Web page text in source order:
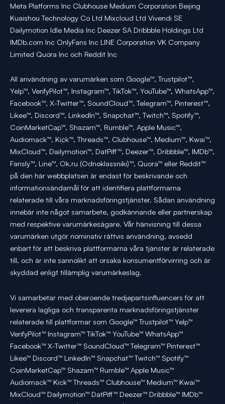
Meta Platforms Inc Clubhouse Medium Corporation Beijing
Kuaishou Technology Co Ltd Mixcloud Ltd Vivendi SE
Dailymotion Idle Media Inc Deezer SA Dribbble Holdings Ltd
IMDb.com Inc OnlyFans Inc LINE Corporation VK Company
Limited Quora Inc och Reddit Inc
All användning av varumärken som Google™, Trustpilot™,
Yelp™, VerifyPilot™, Instagram™, TikTok™, YouTube™, WhatsApp™,
Facebook™, X-Twitter™, SoundCloud™, Telegram™, Pinterest™,
Likee™, Discord™, LinkedIn™, Snapchat™, Twitch™, Spotify™,
CoinMarketCap™, Shazam™, Rumble™, Apple Music™,
Audiomack™, Kick™, Threads™, Clubhouse™, Medium™, Kwai™,
MixCloud™, Dailymotion™, DatPiff™, Deezer™, Dribbble™, IMDb™,
Fansly™, Line™, Ok.ru (Odnoklassniki)™, Quora™ eller Reddit™
på den här webbplatsen är endast för beskrivande och
informationsändamål för att identifiera plattformarna
relaterade till våra marknadsföringstjänster. Sådan användning
innebär inte något samarbete, godkännande eller partnerskap
med respektive varumärkesägare. Vår hänvisning till dessa
varumärken utgör nominativ rättvis användning, avsedd
enbart för att beskriva plattformarna våra tjänster är relaterade
till, och är inte sannolikt att orsaka konsumentförvirring och är
skyddad enligt tillämplig varumärkeslag.
Vi samarbetar med oberoende tredjepartsinfluencers för att
leverera lagliga och transparenta marknadsföringstjänster
relaterade till plattformar som Google™ Trustpilot™ Yelp™
VerifyPilot™ Instagram™ TikTok™ YouTube™ WhatsApp™
Facebook™ X-Twitter™ SoundCloud™ Telegram™ Pinterest™
Likee™ Discord™ LinkedIn™ Snapchat™ Twitch™ Spotify™
CoinMarketCap™ Shazam™ Rumble™ Apple Music™
Audiomack™ Kick™ Threads™ Clubhouse™ Medium™ Kwai™
MixCloud™ Dailymotion™ DatPiff™ Deezer™ Dribbble™ IMDb™